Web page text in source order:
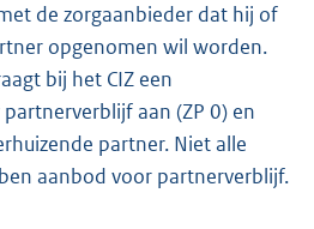
de zorgaanbieder dat hij of
opgenomen wil worden.
bij het CIZ een
aan (ZP 0) en
partner. Niet alle
aanbod voor partnerverblijf.